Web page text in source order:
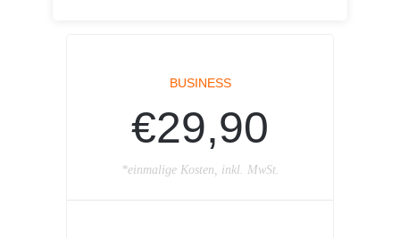
BUSINESS
€29,90
*einmalige Kosten, inkl. MwSt.